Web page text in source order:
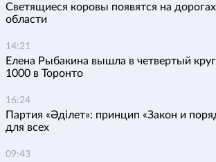
Светящиеся коровы появятся на
области
14:21
Елена Рыбакина вышла в четвертый
1000 в Торонто
16:24
Партия «Әділет»: принцип «Закон и
для всех
09:43